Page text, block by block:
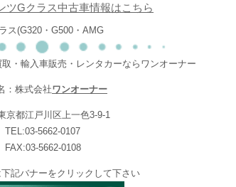
ツGクラス中古車情報はこちら
ス(G320・G500・AMG
・輸入車販売・レンタカーならワンオーナー
：株式会社ワンオーナー
京都江戸川区上一色3-9-1
TEL:03-5662-0107
FAX:03-5662-0108
記バナーをクリックして下さい